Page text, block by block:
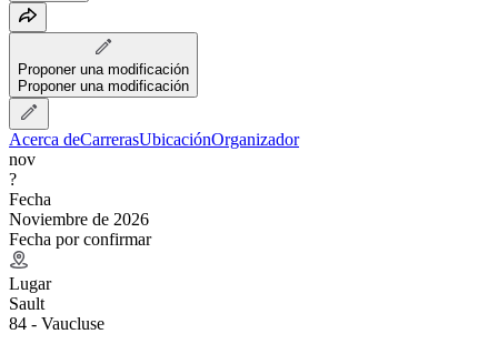
Proponer una modificación
Proponer una modificación
Acerca deCarrerasUbicaciónOrganizador
nov
?
Fecha
Noviembre de 2026
Fecha por confirmar
Lugar
Sault
84 - Vaucluse